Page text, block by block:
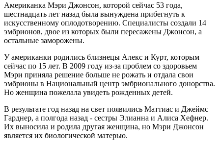
Американка Мэри Джонсон, которой сейчас 53 года,
шестнадцать лет назад была вынуждена прибегнуть к
искусственному оплодотворению. Специалисты создали 14
эмбрионов, двое из которых были пересажены Джонсон, а
остальные заморожены.
У американки родились близнецы Алекс и Курт, которым
сейчас по 15 лет. В 2009 году из-за проблем со здоровьем
Мэри приняла решение больше не рожать и отдала свои
эмбрионы в Национальный центр эмбрионального донорства.
Но женщина пожелала увидеть рожденных детей.
В результате год назад на свет появились Маттиас и Джеймс
Гарднер, а полгода назад - сестры Элианна и Алиса Хефнер.
Их выносила и родила другая женщина, но Мэри Джонсон
является их биологической матерью.